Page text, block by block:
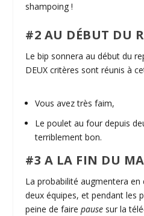
shampoing !
#2 AU DÉBUT DU
Le bip sonnera au début du
DEUX critères sont réunis à
Vous avez très faim,
Le poulet au four depuis
terriblement bon.
#3 A LA FIN DU
La probabilité augmentera en
deux équipes, et pendant les
peine de fairepause sur la